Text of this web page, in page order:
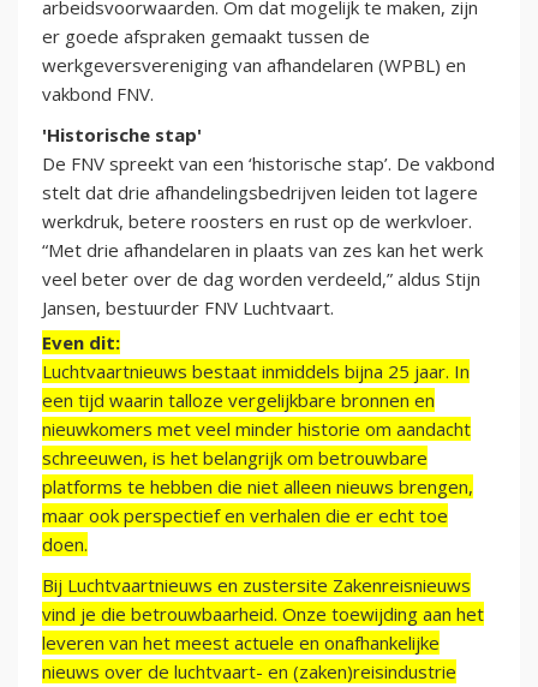
arbeidsvoorwaarden. Om dat mogelijk te maken, zijn
er goede afspraken gemaakt tussen de
werkgeversvereniging van afhandelaren (WPBL) en
vakbond FNV.
'Historische stap'
De FNV spreekt van een ‘historische stap’. De vakbond
stelt dat drie afhandelingsbedrijven leiden tot lagere
werkdruk, betere roosters en rust op de werkvloer.
“Met drie afhandelaren in plaats van zes kan het werk
veel beter over de dag worden verdeeld,” aldus Stijn
Jansen, bestuurder FNV Luchtvaart.
Even dit:
Luchtvaartnieuws bestaat inmiddels bijna 25 jaar. In
een tijd waarin talloze vergelijkbare bronnen en
nieuwkomers met veel minder historie om aandacht
schreeuwen, is het belangrijk om betrouwbare
platforms te hebben die niet alleen nieuws brengen,
maar ook perspectief en verhalen die er echt toe
doen.
Bij Luchtvaartnieuws en zustersite Zakenreisnieuws
vind je die betrouwbaarheid. Onze toewijding aan het
leveren van het meest actuele en onafhankelijke
nieuws over de luchtvaart- en (zaken)reisindustrie